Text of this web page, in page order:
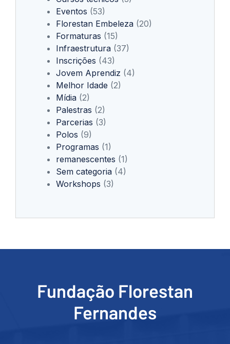
Eventos (53)
Florestan Embeleza (20)
Formaturas (15)
Infraestrutura (37)
Inscrições (43)
Jovem Aprendiz (4)
Melhor Idade (2)
Mídia (2)
Palestras (2)
Parcerias (3)
Polos (9)
Programas (1)
remanescentes (1)
Sem categoria (4)
Workshops (3)
Fundação Florestan
Fernandes